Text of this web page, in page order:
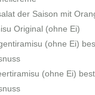
der Saison mit
Original (ohne Ei)
(ohne Ei)
(ohne Ei)